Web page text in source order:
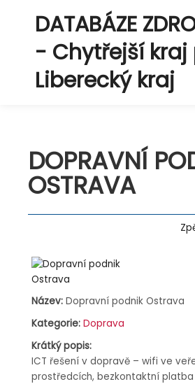
DATABÁZE
- Chytřejší kraj
Liberecký kraj
DOPRAVNÍ
OSTRAVA
Název: Dopravní podnik Ostrava
Kategorie: Doprava
Krátký popis:
ICT řešení v dopravě – wifi ve
prostředcích, bezkontaktní platba